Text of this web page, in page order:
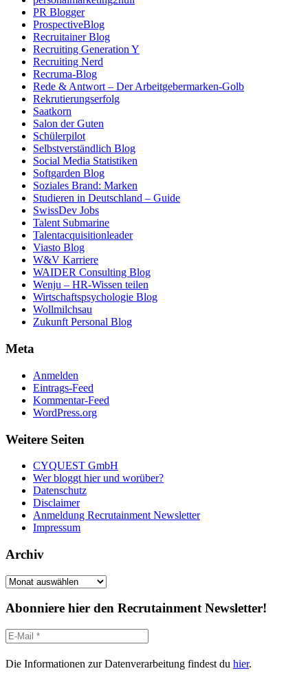
PR Blogger
ProspectiveBlog
Recruitainer Blog
Recruiting Generation Y
Recruiting Nerd
Recruma-Blog
Rede & Antwort – Der Arbeitgebermarken-Golb
Rekrutierungserfolg
Saatkorn
Salon der Guten
Schülerpilot
Selbstverständlich Blog
Social Media Statistiken
Softgarden Blog
Soziales Brand: Marken
Studieren in Deutschland – Guide
SwissDev Jobs
Talent Submarine
Talentacquisitionleader
Viasto Blog
W&V Karriere
WAIDER Consulting Blog
Wenju – HR-Wissen teilen
Wirtschaftspsychologie Blog
Wollmilchsau
Zukunft Personal Blog
Meta
Anmelden
Eintrags-Feed
Kommentar-Feed
WordPress.org
Weitere Seiten
CYQUEST GmbH
Wer bloggt hier und worüber?
Datenschutz
Disclaimer
Anmeldung Recrutainment Newsletter
Impressum
Archiv
Archiv
Abonniere hier den Recrutainment Newsletter!
Die Informationen zur Datenverarbeitung findest du hier.